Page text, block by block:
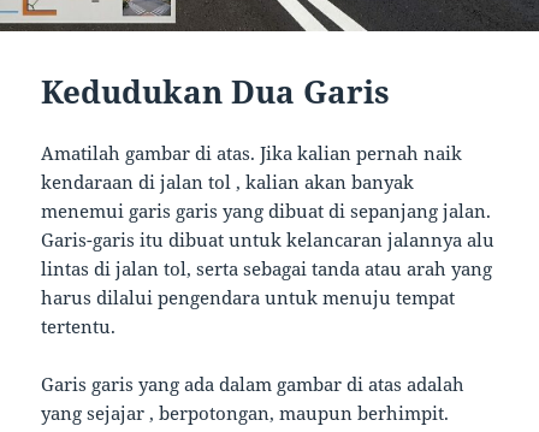
Kedudukan Dua Garis
Amatilah gambar di atas. Jika kalian pernah naik
kendaraan di jalan tol , kalian akan banyak
menemui garis garis yang dibuat di sepanjang jalan.
Garis-garis itu dibuat untuk kelancaran jalannya alu
lintas di jalan tol, serta sebagai tanda atau arah yang
harus dilalui pengendara untuk menuju tempat
tertentu.
Garis garis yang ada dalam gambar di atas adalah
yang sejajar , berpotongan, maupun berhimpit.